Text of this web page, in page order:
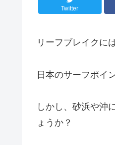
Twitter
リーフブレイクに
日本のサーフポイ
しかし、砂浜や沖
ょうか？